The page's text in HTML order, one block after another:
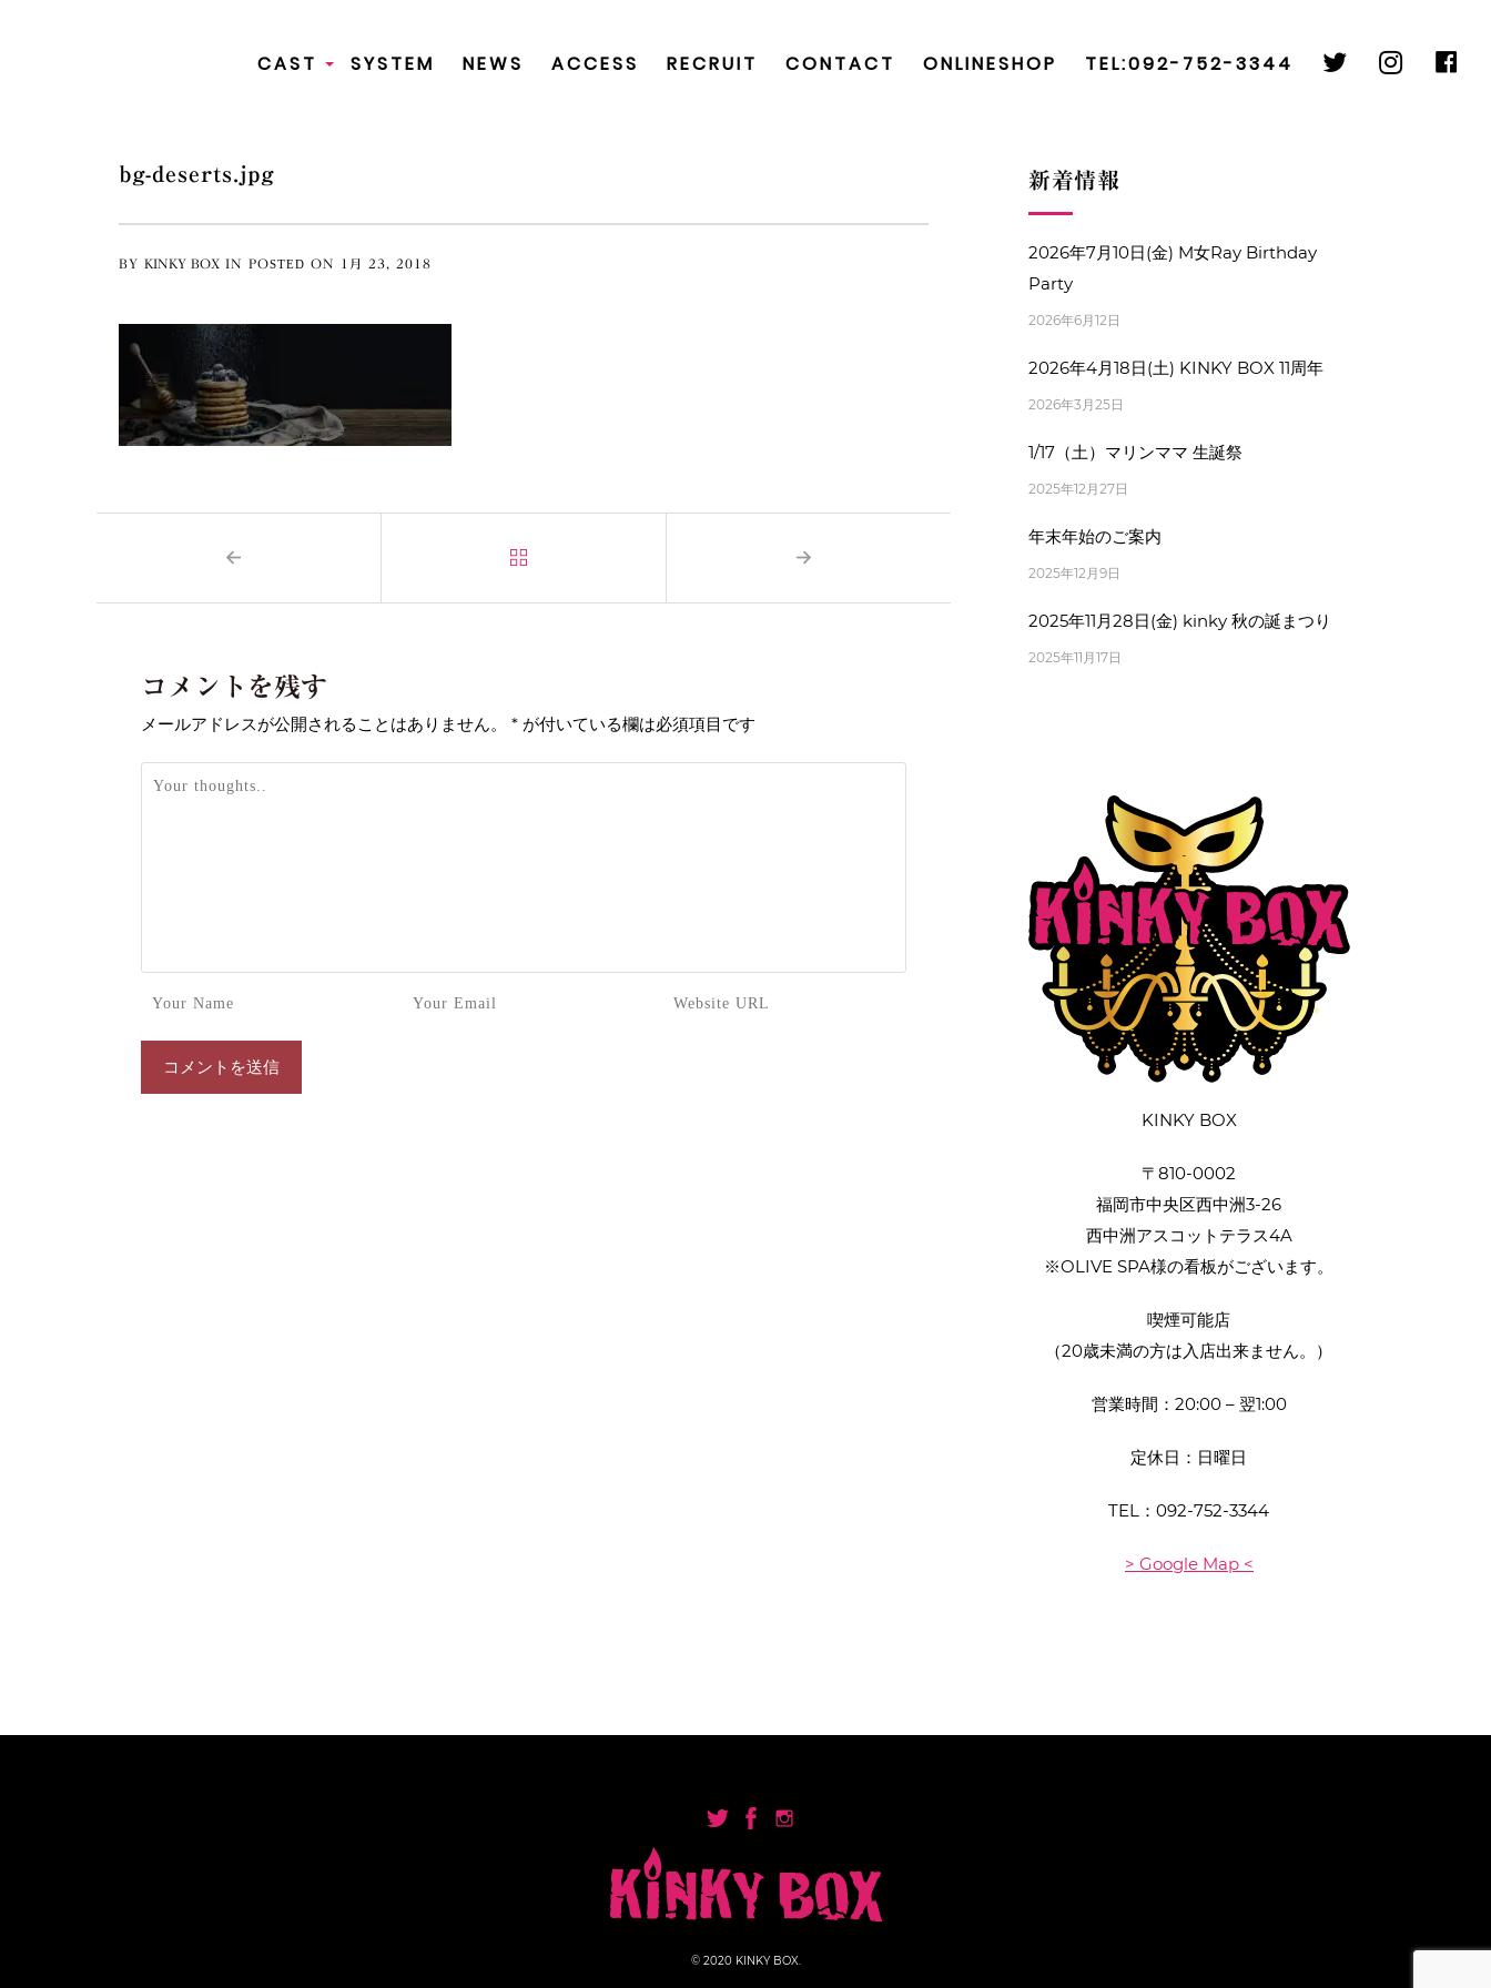
CAST SYSTEM NEWS ACCESS RECRUIT CONTACT ONLINESHOP TEL:092-752-3344 twitter
bg-deserts.jpg
BY KINKY BOX IN POSTED ON 1月 23 2018
コメントを残す
メールアドレスが公開されることはありません。 * が付いている欄は必須項目です
新着情報
2026年7月10日(金) M女Ray Birthday
Party
2026年6月12日
2026年4月18日(土) KINKY BOX 11周年
2026年3月25日
1/17（土）マリンママ 生誕祭
2025年12月27日
年末年始のご案内
2025年12月9日
2025年11月28日(金) kinky 秋の誕まつり
2025年11月17日
KINKY BOX
〒810-0002
福岡市中央区西中洲3-26
西中洲アスコットテラス4A
※OLIVE SPA様の看板がございます。
喫煙可能店
（20歳未満の方は入店出来ません。）
営業時間：20:00 – 翌1:00
定休日：日曜日
TEL：092-752-3344
> Google Map <
© 2020 KINKY BOX.